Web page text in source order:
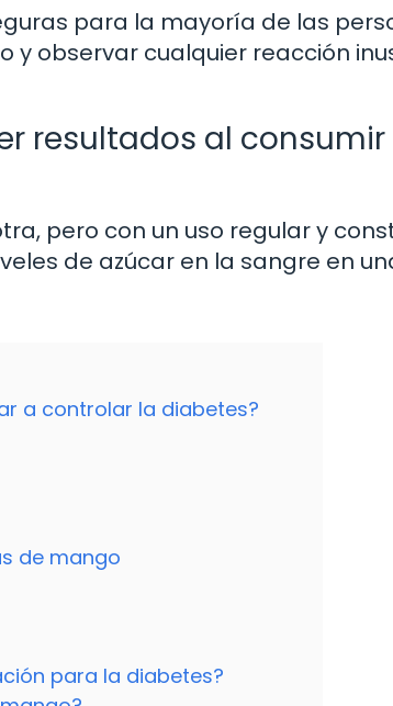
para la mayoría de las
y observar cualquier reacción
resultados al consumir
pero con un uso regular y
de azúcar en la sangre en
a controlar la diabetes?
de mango
para la diabetes?